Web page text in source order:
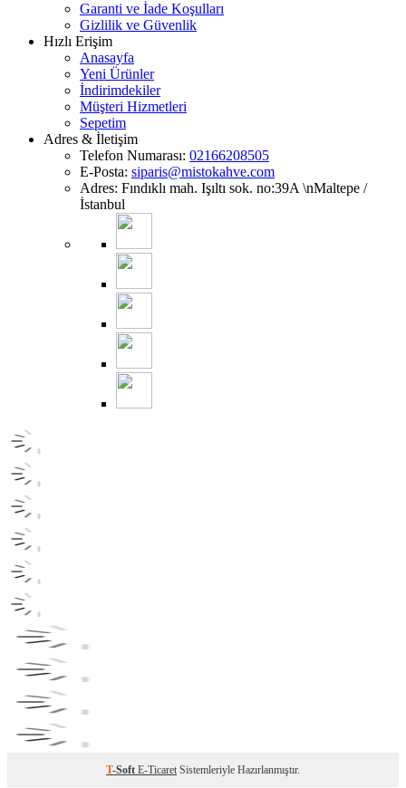
Garanti ve İade Koşulları
Gizlilik ve Güvenlik
Hızlı Erişim
Anasayfa
Yeni Ürünler
İndirimdekiler
Müşteri Hizmetleri
Sepetim
Adres & İletişim
Telefon Numarası: 02166208505
E-Posta: siparis@mistokahve.com
Adres: Fındıklı mah. Işıltı sok. no:39A \nMaltepe /
İstanbul
T-Soft E-Ticaret Sistemleriyle Hazırlanmıştır.